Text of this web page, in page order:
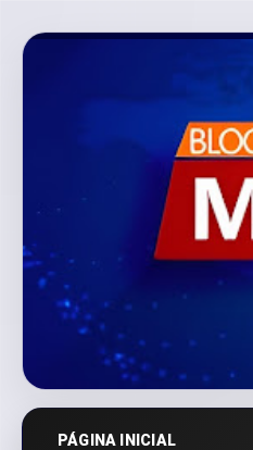
PÁGINA INICIAL